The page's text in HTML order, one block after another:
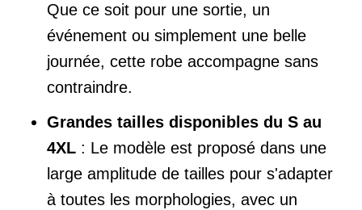
Que ce soit pour une sortie, un
événement ou simplement une belle
journée, cette robe accompagne sans
contraindre.
Grandes tailles disponibles du S au
4XL : Le modèle est proposé dans une
large amplitude de tailles pour s'adapter
à toutes les morphologies, avec un